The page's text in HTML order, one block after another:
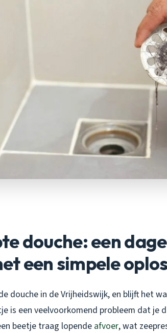
douche: een
een simpele
douche in de Vrijheidswijk, en blijft het
is een veelvoorkomend probleem dat je
beetje traag lopendeafvoer, wat